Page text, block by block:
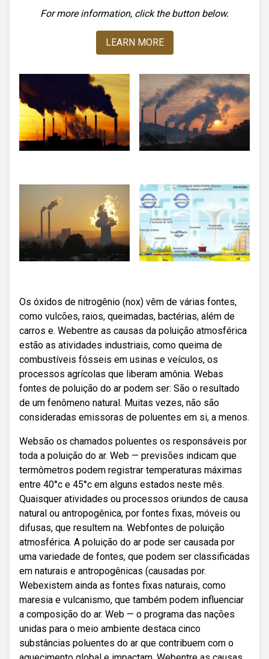
For more information, click the button below.
LEARN MORE
Os óxidos de nitrogênio (nox) vêm de várias fontes,
como vulcões, raios, queimadas, bactérias, além de
carros e. Webentre as causas da poluição atmosférica
estão as atividades industriais, como queima de
combustíveis fósseis em usinas e veículos, os
processos agrícolas que liberam amônia. Webas
fontes de poluição do ar podem ser: São o resultado
de um fenômeno natural. Muitas vezes, não são
consideradas emissoras de poluentes em si, a menos.
Websão os chamados poluentes os responsáveis por
toda a poluição do ar. Web — previsões indicam que
termômetros podem registrar temperaturas máximas
entre 40°c e 45°c em alguns estados neste mês.
Quaisquer atividades ou processos oriundos de causa
natural ou antropogênica, por fontes fixas, móveis ou
difusas, que resultem na. Webfontes de poluição
atmosférica. A poluição do ar pode ser causada por
uma variedade de fontes, que podem ser classificadas
em naturais e antropogênicas (causadas por.
Webexistem ainda as fontes fixas naturais, como
maresia e vulcanismo, que também podem influenciar
a composição do ar. Web — o programa das nações
unidas para o meio ambiente destaca cinco
substâncias poluentes do ar que contribuem com o